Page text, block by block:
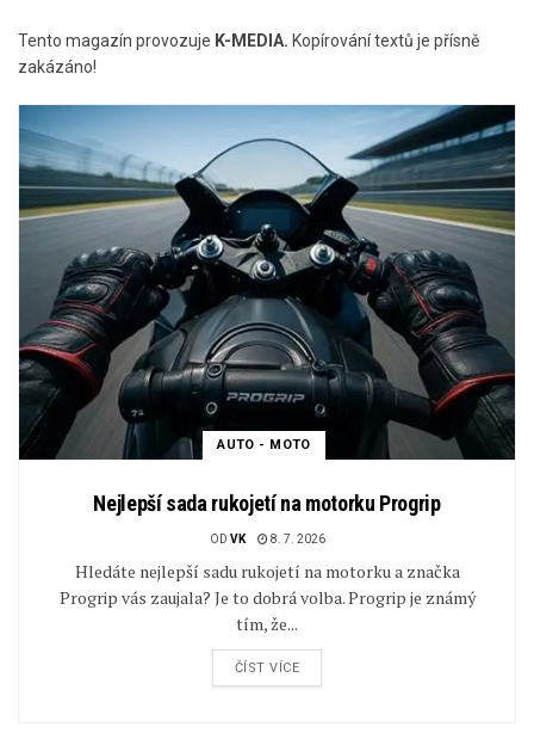
Tento magazín provozuje K-MEDIA. Kopírování textů je přísně
zakázáno!
AUTO - MOTO
Nejlepší sada rukojetí na motorku Progrip
OD VK 8. 7. 2026
Hledáte nejlepší sadu rukojetí na motorku a značka
Progrip vás zaujala? Je to dobrá volba. Progrip je známý
tím, že...
ČÍST VÍCE